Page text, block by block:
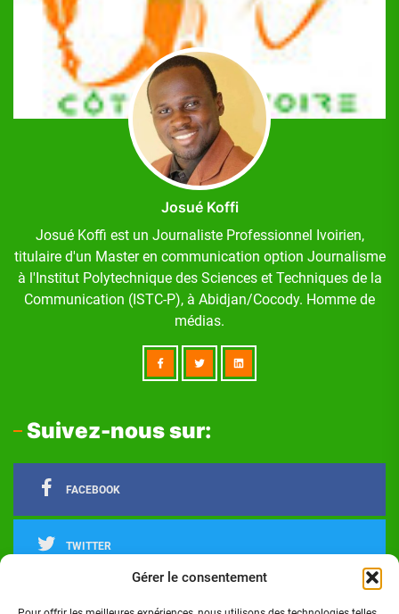
Gérer le consentement
Josué Koffi
Josué Koffi est un Journaliste Professionnel Ivoirien,
titulaire d'un Master en communication option Journalisme
à l'Institut Polytechnique des Sciences et Techniques de la
Communication (ISTC-P), à Abidjan/Cocody. Homme de
médias.
Suivez-nous sur:
FACEBOOK
TWITTER